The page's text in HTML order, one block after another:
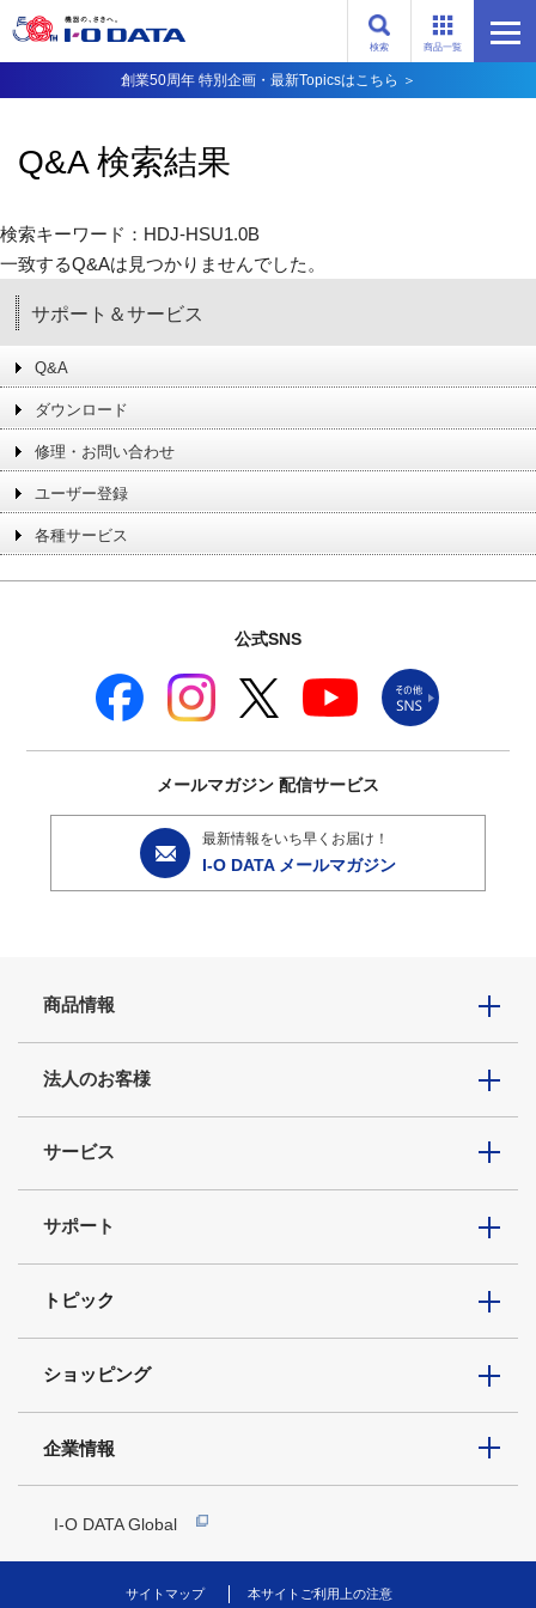
商品一覧
検索
創業50周年 特別企画・最新Topicsはこちら ＞
Q&A 検索結果
検索キーワード：HDJ-HSU1.0B
一致するQ&Aは見つかりませんでした。
サポート＆サービス
Q&A
ダウンロード
修理・お問い合わせ
ユーザー登録
各種サービス
公式SNS
メールマガジン 配信サービス
最新情報をいち早くお届け！
I-O DATA メールマガジン
商品情報
法人のお客様
サービス
サポート
トピック
ショッピング
企業情報
I-O DATA Global
サイトマップ 本サイトご利用上の注意